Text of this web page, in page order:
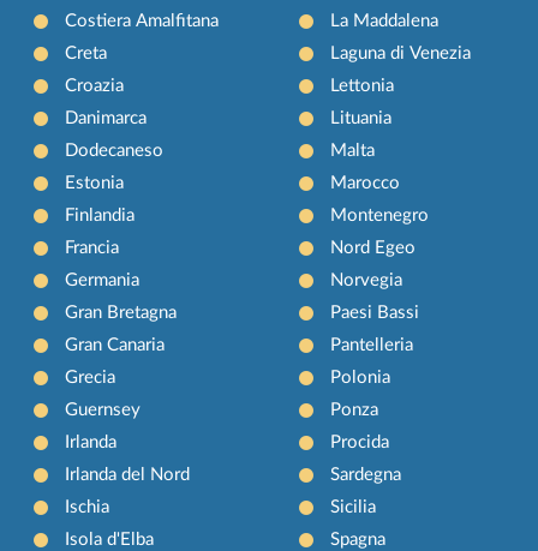
Costiera Amalfitana
Creta
Croazia
Danimarca
Dodecaneso
Estonia
Finlandia
Francia
Germania
Gran Bretagna
Gran Canaria
Grecia
Guernsey
Irlanda
Irlanda del Nord
Ischia
Isola d'Elba
La Maddalena
Laguna di Venezia
Lettonia
Lituania
Malta
Marocco
Montenegro
Nord Egeo
Norvegia
Paesi Bassi
Pantelleria
Polonia
Ponza
Procida
Sardegna
Sicilia
Spagna